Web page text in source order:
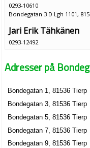
0293-10610
Bondegatan 3 D Lgh 1101,
Jari Erik Tähkänen
0293-12492
Adresser på
Bondegatan 1, 81536 Tierp
Bondegatan 3, 81536 Tierp
Bondegatan 5, 81536 Tierp
Bondegatan 7, 81536 Tierp
Bondegatan 9, 81536 Tierp